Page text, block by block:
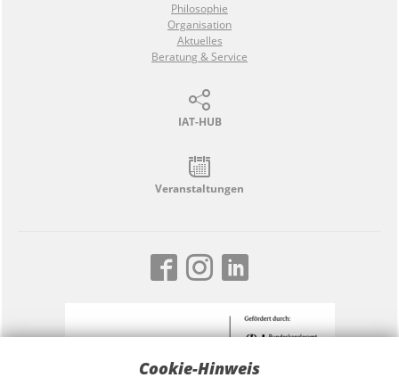
Philosophie
Organisation
Aktuelles
Beratung & Service
IAT-HUB
Veranstaltungen
Cookie-Hinweis